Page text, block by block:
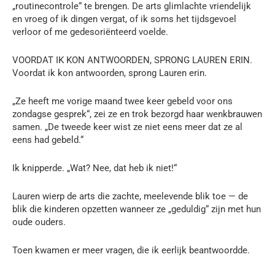
„routinecontrole“ te brengen. De arts glimlachte vriendelijk
en vroeg of ik dingen vergat, of ik soms het tijdsgevoel
verloor of me gedesoriënteerd voelde.
VOORDAT IK KON ANTWOORDEN, SPRONG LAUREN ERIN.
Voordat ik kon antwoorden, sprong Lauren erin.
„Ze heeft me vorige maand twee keer gebeld voor ons
zondagse gesprek“, zei ze en trok bezorgd haar wenkbrauwen
samen. „De tweede keer wist ze niet eens meer dat ze al
eens had gebeld.“
Ik knipperde. „Wat? Nee, dat heb ik niet!“
Lauren wierp de arts die zachte, meelevende blik toe — de
blik die kinderen opzetten wanneer ze „geduldig“ zijn met hun
oude ouders.
Toen kwamen er meer vragen, die ik eerlijk beantwoordde.